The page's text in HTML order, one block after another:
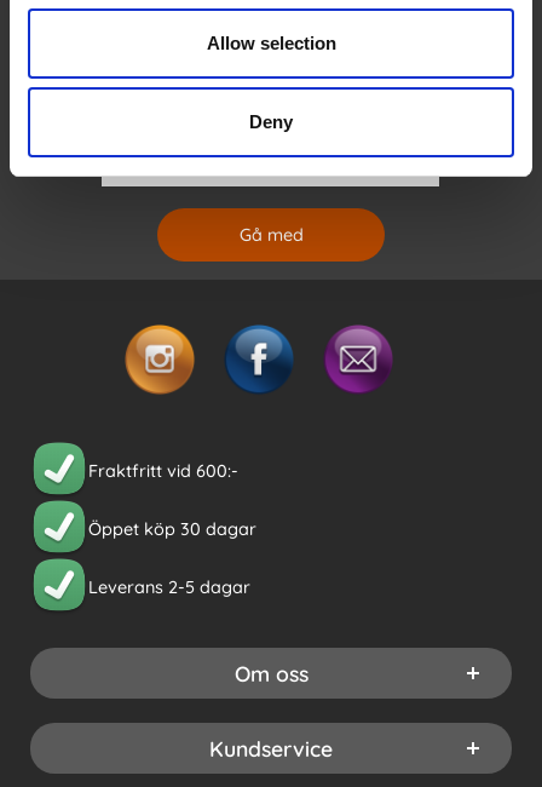
Allow selection
Deny
Kalenderkungenspersonuppgiftspolicy.
Fraktfritt vid 600:-
Öppet köp 30 dagar
Leverans 2-5 dagar
Om oss
Kundservice